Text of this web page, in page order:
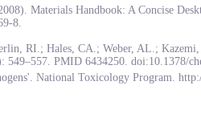
Materials Handbook: A Concise
8.
RI.; Hales, CA.; Weber, AL.;
549–557. PMID 6434250. doi:10.1378/
National Toxicology Program.